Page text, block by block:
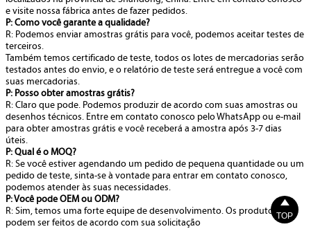
e visite nossa fábrica antes de fazer pedidos.
P: Como você garante a qualidade?
R: Podemos enviar amostras grátis para você, podemos aceitar testes de
terceiros.
Também temos certificado de teste, todos os lotes de mercadorias serão
testados antes do envio, e o relatório de teste será entregue a você com
suas mercadorias.
P: Posso obter amostras grátis?
R: Claro que pode. Podemos produzir de acordo com suas amostras ou
desenhos técnicos. Entre em contato conosco pelo WhatsApp ou e-mail
para obter amostras grátis e você receberá a amostra após 3-7 dias
úteis.
P: Qual é o MOQ?
R: Se você estiver agendando um pedido de pequena quantidade ou um
pedido de teste, sinta-se à vontade para entrar em contato conosco,
podemos atender às suas necessidades.
P: Você pode OEM ou ODM?
R: Sim, temos uma forte equipe de desenvolvimento. Os produtos
podem ser feitos de acordo com sua solicitação

TOP